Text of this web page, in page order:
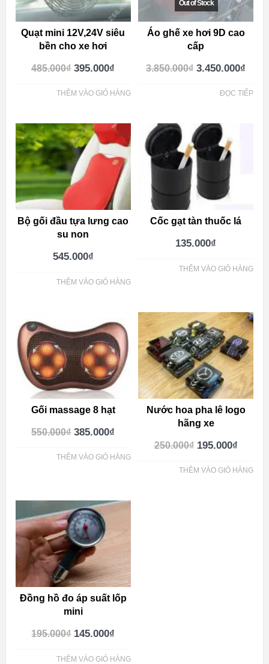
Quạt mini 12V,24V siêu
bền cho xe hơi
485.000₫ 395.000₫
THÊM VÀO GIỎ HÀNG
Áo ghế xe hơi 9D cao
cấp
3.850.000₫ 3.450.000₫
ĐỌC TIẾP
Bộ gối đầu tựa lưng cao
su non
545.000₫
THÊM VÀO GIỎ HÀNG
Cốc gạt tàn thuốc lá
135.000₫
THÊM VÀO GIỎ HÀNG
Gối massage 8 hạt
550.000₫ 385.000₫
THÊM VÀO GIỎ HÀNG
Nước hoa pha lê logo
hãng xe
250.000₫ 195.000₫
THÊM VÀO GIỎ HÀNG
Đồng hồ đo áp suất lốp
mini
195.000₫ 145.000₫
THÊM VÀO GIỎ HÀNG